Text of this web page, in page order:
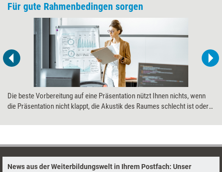
Für gute Rahmenbedingen sorgen
Die beste Vorbereitung auf eine Präsentation nützt Ihnen nichts, wenn
die Präsentation nicht klappt, die Akustik des Raumes schlecht ist oder
sicherstellen, dass der Raum geeignet ist, die Medien zur Verfügung
News aus der Weiterbildungswelt in Ihrem Postfach: Unser